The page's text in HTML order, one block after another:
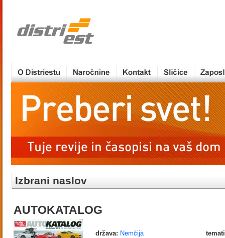
Izbrani naslov
AUTOKATALOG
država: Nemčija